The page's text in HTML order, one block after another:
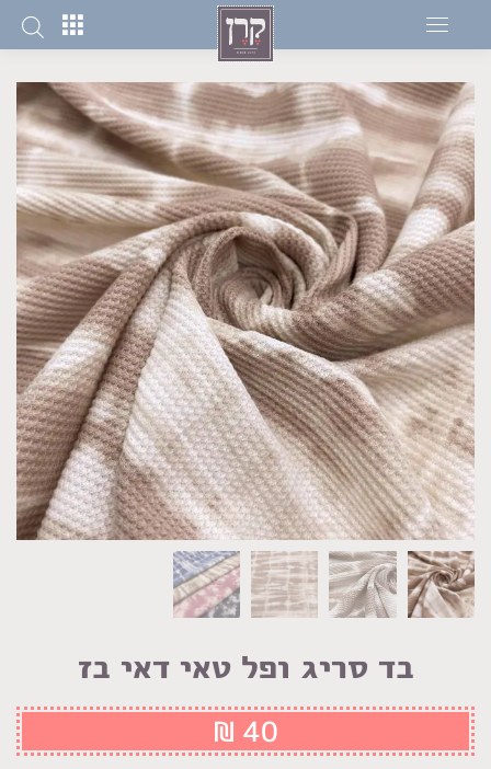
בד סריג ופל טאי דאי בז
₪ 40